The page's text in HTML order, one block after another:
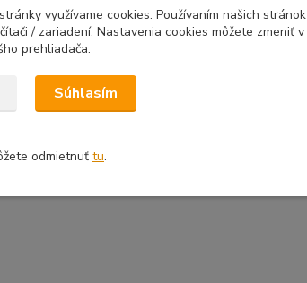
využívame cookies. Používaním našich stránok
/ zariadení. Nastavenia cookies môžete zmeniť v
prehliadača.
Súhlasím
odmietnuť tu.